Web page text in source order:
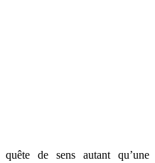
de sens autant qu’une